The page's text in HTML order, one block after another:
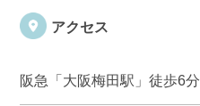
アクセス
阪急「大阪梅田駅」徒歩6分